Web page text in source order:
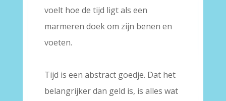
voelt hoe de tijd ligt als een
marmeren doek om zijn benen en
voeten.
Tijd is een abstract goedje. Dat het
belangrijker dan geld is, is alles wat